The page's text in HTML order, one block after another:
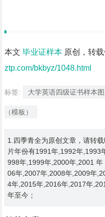
本文 毕业证样本原创，转载
ztp.com/bkbyz/1048.html
标签: 大学英语四级证书样本
（模板）
1.四季青全为原创文章，请转
片年份有1991年,1992年,1993
998年,1999年,2000年,2001
06年,2007年,2008年,2009年
4年,2015年,2016年,2017年
年至今；